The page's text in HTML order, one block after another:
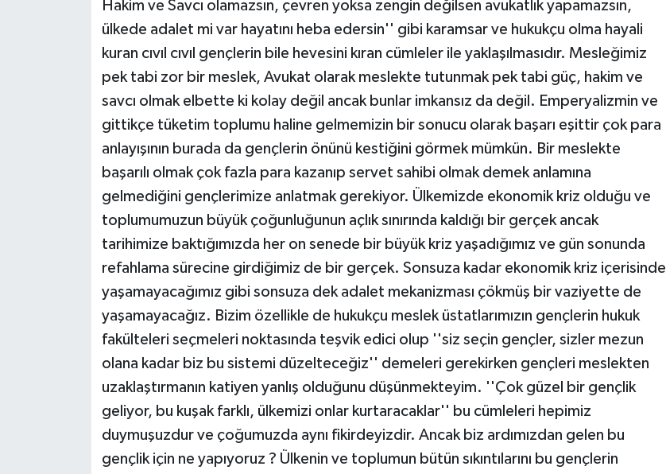
Hakim ve Savcı olamazsın, çevren yoksa zengin değilsen avukatlık yapamazsın,
ülkede adalet mi var hayatını heba edersin'' gibi karamsar ve hukukçu olma hayali
kuran cıvıl cıvıl gençlerin bile hevesini kıran cümleler ile yaklaşılmasıdır. Mesleğimiz
pek tabi zor bir meslek, Avukat olarak meslekte tutunmak pek tabi güç, hakim ve
savcı olmak elbette ki kolay değil ancak bunlar imkansız da değil. Emperyalizmin ve
gittikçe tüketim toplumu haline gelmemizin bir sonucu olarak başarı eşittir çok para
anlayışının burada da gençlerin önünü kestiğini görmek mümkün. Bir meslekte
başarılı olmak çok fazla para kazanıp servet sahibi olmak demek anlamına
gelmediğini gençlerimize anlatmak gerekiyor. Ülkemizde ekonomik kriz olduğu ve
toplumumuzun büyük çoğunluğunun açlık sınırında kaldığı bir gerçek ancak
tarihimize baktığımızda her on senede bir büyük kriz yaşadığımız ve gün sonunda
refahlama sürecine girdiğimiz de bir gerçek. Sonsuza kadar ekonomik kriz içerisinde
yaşamayacağımız gibi sonsuza dek adalet mekanizması çökmüş bir vaziyette de
yaşamayacağız. Bizim özellikle de hukukçu meslek üstatlarımızın gençlerin hukuk
fakülteleri seçmeleri noktasında teşvik edici olup ''siz seçin gençler, sizler mezun
olana kadar biz bu sistemi düzelteceğiz'' demeleri gerekirken gençleri meslekten
uzaklaştırmanın katiyen yanlış olduğunu düşünmekteyim. ''Çok güzel bir gençlik
geliyor, bu kuşak farklı, ülkemizi onlar kurtaracaklar'' bu cümleleri hepimiz
duymuşuzdur ve çoğumuzda aynı fikirdeyizdir. Ancak biz ardımızdan gelen bu
gençlik için ne yapıyoruz ? Ülkenin ve toplumun bütün sıkıntılarını bu gençlerin